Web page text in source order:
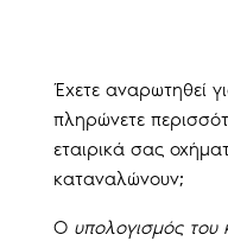
Έχετε αναρωτηθεί
πληρώνετε
εταιρικά σας
καταναλώνουν;
Ο υπολογισμός του